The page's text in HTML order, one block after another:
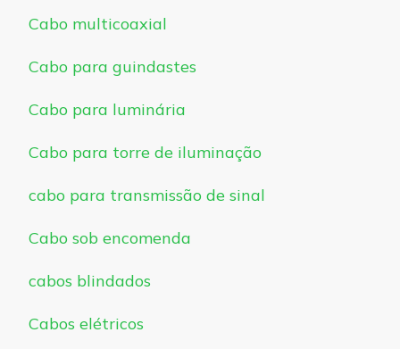
Cabo multicoaxial
Cabo para guindastes
Cabo para luminária
Cabo para torre de iluminação
cabo para transmissão de sinal
Cabo sob encomenda
cabos blindados
Cabos elétricos